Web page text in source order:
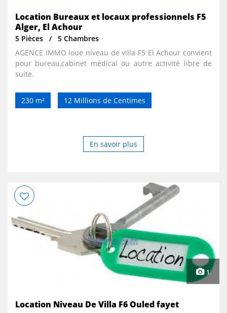
Location Bureaux et locaux professionnels F5
Alger, El Achour
5 Pièces
5 Chambres
AGENCE IMMO loue niveau de villa F5 El Achour convient
pour bureau,cabinet médical ou autre activité libre de
suite.
230 m² 12 Millions de Centimes
En savoir plus
1
Location Niveau De Villa F6 Ouled fayet